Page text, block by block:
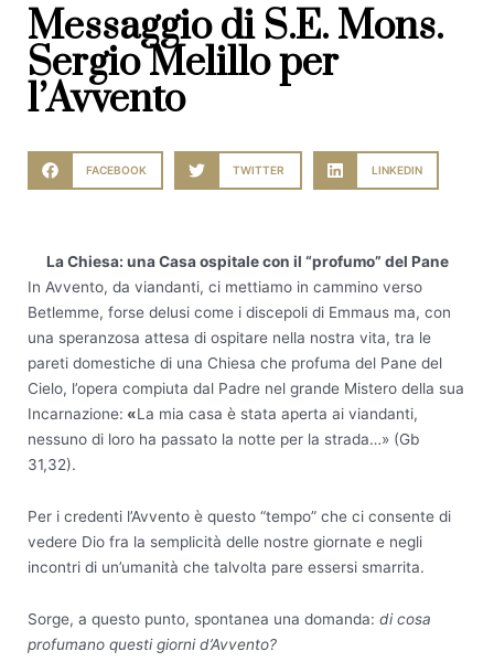
Messaggio di S.E. Mons.
Sergio Melillo per
l’Avvento
FACEBOOK TWITTER LINKEDIN
La Chiesa: una Casa ospitale con il “profumo” del Pane
In Avvento, da viandanti, ci mettiamo in cammino verso
Betlemme, forse delusi come i discepoli di Emmaus ma, con
una speranzosa attesa di ospitare nella nostra vita, tra le
pareti domestiche di una Chiesa che profuma del Pane del
Cielo, l’opera compiuta dal Padre nel grande Mistero della sua
Incarnazione: «La mia casa è stata aperta ai viandanti,
nessuno di loro ha passato la notte per la strada…» (Gb
31,32).
Per i credenti l’Avvento è questo “tempo” che ci consente di
vedere Dio fra la semplicità delle nostre giornate e negli
incontri di un’umanità che talvolta pare essersi smarrita.
Sorge, a questo punto, spontanea una domanda: di cosa
profumano questi giorni d’Avvento?